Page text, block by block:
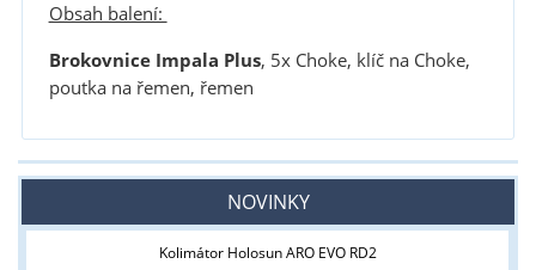
Obsah balení:
Brokovnice Impala Plus, 5x Choke, klíč na Choke,
poutka na řemen, řemen
NOVINKY
Kolimátor Holosun ARO EVO RD2